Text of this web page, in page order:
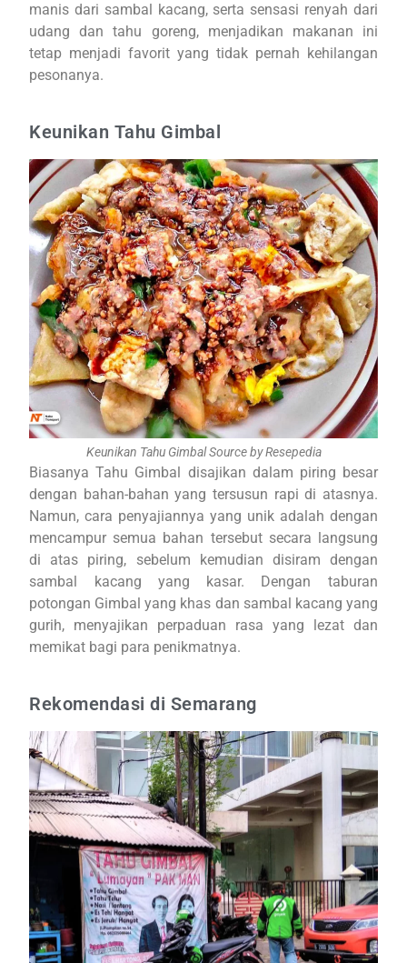
manis dari sambal kacang, serta sensasi renyah dari
udang dan tahu goreng, menjadikan makanan ini
tetap menjadi favorit yang tidak pernah kehilangan
pesonanya.
Keunikan Tahu Gimbal
Keunikan Tahu Gimbal Source by Resepedia
Biasanya Tahu Gimbal disajikan dalam piring besar
dengan bahan-bahan yang tersusun rapi di atasnya.
Namun, cara penyajiannya yang unik adalah dengan
mencampur semua bahan tersebut secara langsung
di atas piring, sebelum kemudian disiram dengan
sambal kacang yang kasar. Dengan taburan
potongan Gimbal yang khas dan sambal kacang yang
gurih, menyajikan perpaduan rasa yang lezat dan
memikat bagi para penikmatnya.
Rekomendasi di Semarang